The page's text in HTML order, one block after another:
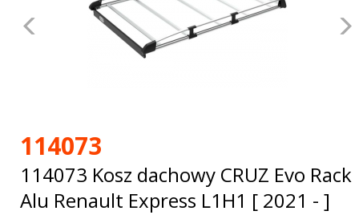
BOXY
AKCESORIA
Poprzednie
114073
114073 Kosz dachowy CRUZ Evo Rack
Alu Renault Express L1H1 [ 2021 - ]